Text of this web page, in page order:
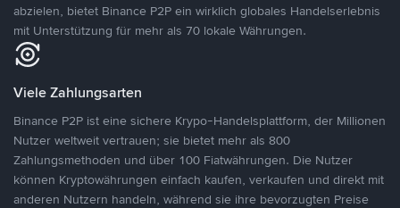
abzielen, bietet Binance P2P ein wirklich globales Handelserlebnis
mit Unterstützung für mehr als 70 lokale Währungen.
Viele Zahlungsarten
Binance P2P ist eine sichere Krypo-Handelsplattform, der Millionen
Nutzer weltweit vertrauen; sie bietet mehr als 800
Zahlungsmethoden und über 100 Fiatwährungen. Die Nutzer
können Kryptowährungen einfach kaufen, verkaufen und direkt mit
anderen Nutzern handeln, während sie ihre bevorzugten Preise